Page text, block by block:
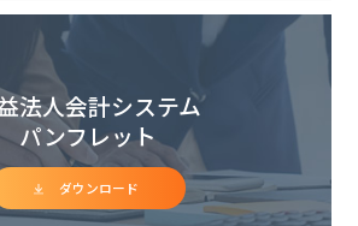
法人会計システム
パンフレット
ダウンロード